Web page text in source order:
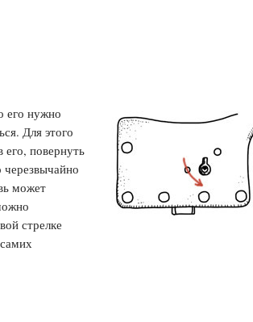
его нужно
Для этого
повернуть
может
стрелке